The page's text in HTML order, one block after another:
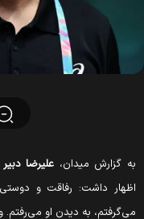
به گزارش میدان، علیرضا دبیر
اظهار داشت: رفاقت و
می‌گرفتم، به دیدن او می‌رفتم.